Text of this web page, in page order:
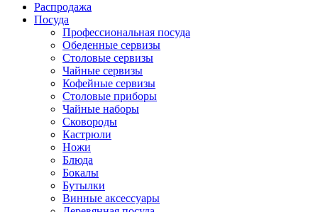
Распродажа
Посуда
Профессиональная посуда
Обеденные сервизы
Столовые сервизы
Чайные сервизы
Кофейные сервизы
Столовые приборы
Чайные наборы
Сковороды
Кастрюли
Ножи
Блюда
Бокалы
Бутылки
Винные аксессуары